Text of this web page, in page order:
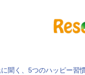
聞く、5つのハッピー習